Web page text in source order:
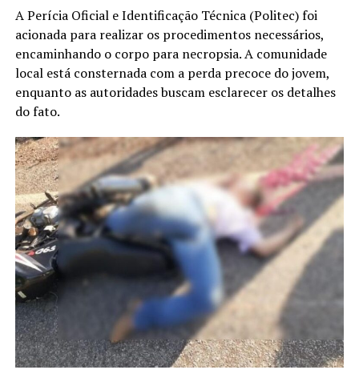
A Perícia Oficial e Identificação Técnica (Politec) foi
acionada para realizar os procedimentos necessários,
encaminhando o corpo para necropsia. A comunidade
local está consternada com a perda precoce do jovem,
enquanto as autoridades buscam esclarecer os detalhes
do fato.